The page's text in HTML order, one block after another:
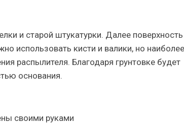
и старой штукатурки. Далее поверхность
использовать кисти и валики, но наиболее
распылителя. Благодаря грунтовке будет
основания.